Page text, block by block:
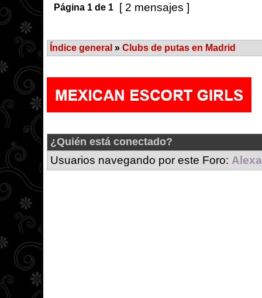
Página 1de 1 [ 2 mensajes ]
Índice general » Clubs de putas en Madrid
¿Quién está conectado?
Usuarios navegando por este Foro: